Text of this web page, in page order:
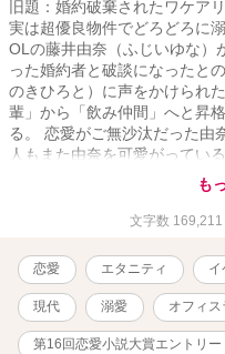
旧題：婚約破棄されたワケア
実は超優良物件でどろどろに
OLの藤井由奈（ふじいゆな）
った婚約者と破談になったと
のきひろと）に声をかけられ
輩」から「飲み仲間」へと昇
る。 恋愛がご無沙汰だった由
人もまた由奈を可愛がって
たの？社内恋愛は面倒？紘人
ではのじれったい片思いの果
「俺、めちゃくちゃ独占欲強
オフィスで、旅行先で、どろ
なに冷静なのに、由奈のこと
う、紘人とらぶらぶ、元カノ
の元カノです。
も
文字数 169,211
恋愛 エタニティ イ
現代 溺愛 オフィス
第16回恋愛小説大賞エントリー